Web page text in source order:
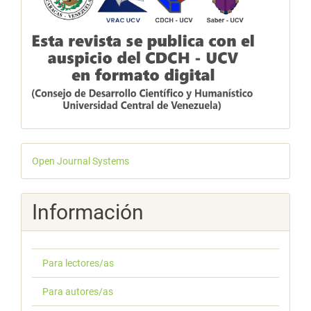
Desarrollado
por
Open Journal Systems
Información
Para lectores/as
Para autores/as